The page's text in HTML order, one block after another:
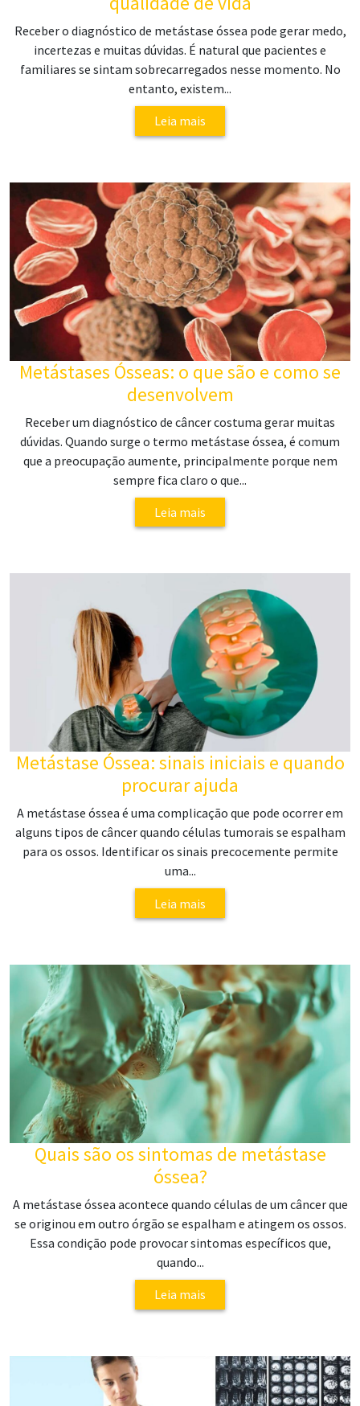
Receber o diagnóstico de metástase óssea pode gerar medo,
incertezas e muitas dúvidas. É natural que pacientes e
familiares se sintam sobrecarregados nesse momento. No
entanto, existem...
Leia mais
Metástases Ósseas: o que são e como se
desenvolvem
Receber um diagnóstico de câncer costuma gerar muitas
dúvidas. Quando surge o termo metástase óssea, é comum
que a preocupação aumente, principalmente porque nem
sempre fica claro o que...
Leia mais
Metástase Óssea: sinais iniciais e quando
procurar ajuda
A metástase óssea é uma complicação que pode ocorrer em
alguns tipos de câncer quando células tumorais se espalham
para os ossos. Identificar os sinais precocemente permite
uma...
Leia mais
Quais são os sintomas de metástase
óssea?
A metástase óssea acontece quando células de um câncer que
se originou em outro órgão se espalham e atingem os ossos.
Essa condição pode provocar sintomas específicos que,
quando...
Leia mais